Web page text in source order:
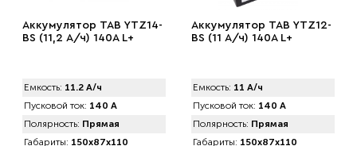
Аккумулятор TAB YTZ14-
BS (11,2 А/ч) 140A L+
Емкость: 11.2 А/ч
Пусковой ток: 140 А
Полярность: Прямая
Габариты: 150x87x110
Аккумулятор TAB YTZ12-
BS (11 А/ч) 140A L+
Емкость: 11 А/ч
Пусковой ток: 140 А
Полярность: Прямая
Габариты: 150x87x110